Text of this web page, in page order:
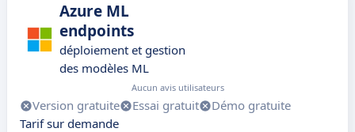
Azure ML
endpoints
déploiement et gestion
des modèles ML
Aucun avis utilisateurs
Version gratuite Essai gratuit
Démo gratuite
Tarif sur demande